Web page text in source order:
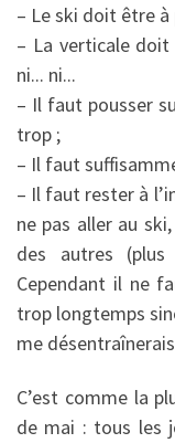
– Le ski doit être à
– La verticale
ni... ni...
– Il faut pousser
trop ;
– Il faut
– Il faut rester à
ne pas aller au
des autres (plus
Cependant il ne
trop longtemps
me
C’est comme la
de mai : tous les